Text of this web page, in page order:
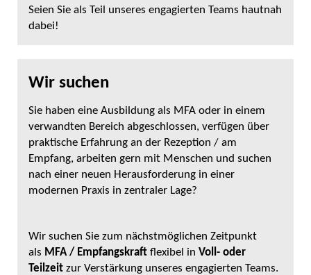
Seien Sie als Teil unseres engagierten Teams hautnah
dabei!
Wir suchen
Sie haben eine Ausbildung als MFA oder in einem
verwandten Bereich abgeschlossen, verfügen über
praktische Erfahrung an der Rezeption / am
Empfang, arbeiten gern mit Menschen und suchen
nach einer neuen Herausforderung in einer
modernen Praxis in zentraler Lage?
Wir suchen Sie zum nächstmöglichen Zeitpunkt
als MFA / Empfangskraft flexibel in Voll- oder
Teilzeit zur Verstärkung unseres engagierten Teams.